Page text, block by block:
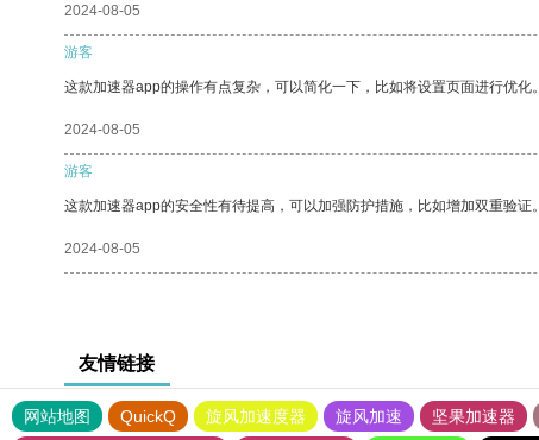
2024-08-05
游客
这款加速器app的操作有点复杂，可以简化一下，比如将设置页面进行优化。
2024-08-05
游客
这款加速器app的安全性有待提高，可以加强防护措施，比如增加双重验证。
2024-08-05
友情链接
网站地图 QuickQ 旋风加速度器 旋风加速 坚果加速器